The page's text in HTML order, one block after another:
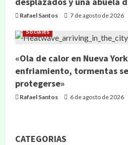
Rafael Santos 7 de agosto de 2026
Sociales
«Ola de calor en Nueva
enfriamiento, tormentas
protegerse»
Rafael Santos 6 de agosto de 2026
CATEGORIAS